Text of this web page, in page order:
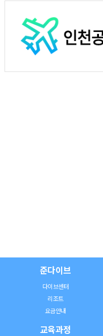
준다이브
다이브센터
리조트
요금안내
교육과정